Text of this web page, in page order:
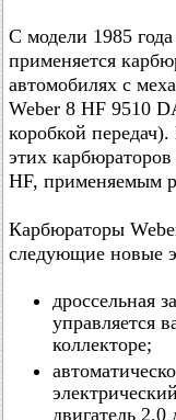
С модели 1985
применяется
автомобилях с
Weber 8 HF 9510
коробкой
этих
HF, применяемым
Карбюраторы
следующие новые
дроссельная
управляется
коллекторе;
двигатель 2,0